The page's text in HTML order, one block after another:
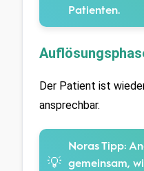
Patienten.
Der Patient ist
ansprechbar.
💡
Noras Tipp:
gemeinsam,